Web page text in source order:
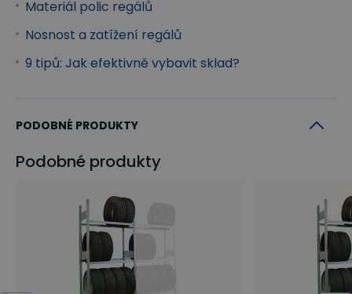
Materiál polic regálů
Nosnost a zatížení regálů
9 tipů: Jak efektivně vybavit sklad?
PODOBNÉ PRODUKTY
Podobné produkty